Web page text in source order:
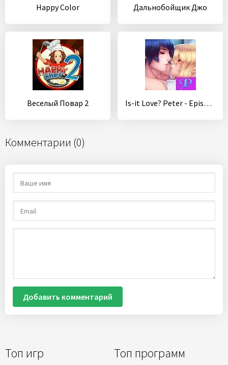
Топ игр Топ программ
Happy Color Дальнобойщик Джо
Веселый Повар 2 Is-it Love? Peter - Episode Vampire
Комментарии (0)
Добавить комментарий